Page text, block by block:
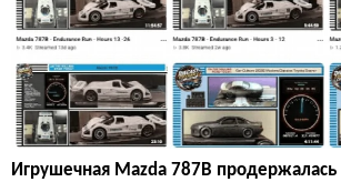
Игрушечная Mazda 787B